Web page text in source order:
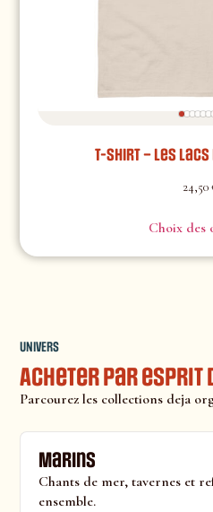
T-shirt – Les lacs
24,50
Choix des
UNIVERS
Acheter par esprit
Parcourez les collections deja
Marins
Chants de mer, tavernes et
ensemble.